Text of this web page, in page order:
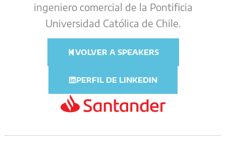
ingeniero comercial de la Pontificia
Universidad Católica de Chile.
VOLVER A SPEAKERS
PERFIL DE LINKEDIN